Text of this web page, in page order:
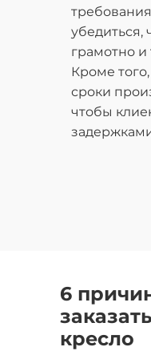
убедиться,
грамотно и
Кроме
сроки
чтобы
6
заказать
кресло